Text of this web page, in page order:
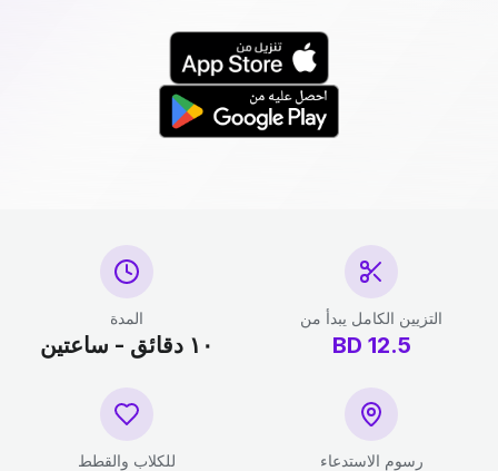
التزيين الكامل يبدأ من
12.5
BD
المدة
١٠ دقائق - ساعتين
رسوم الاستدعاء للكلاب والقطط